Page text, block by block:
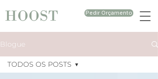
Pedir Orçamento
Blogue
TODOS OS POSTS